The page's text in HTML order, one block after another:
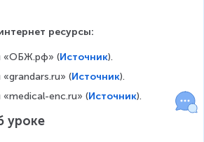
ресурсы:
«ОБЖ.рф» (Источник).
(Источник).
enc.ru» (Источник).
уроке